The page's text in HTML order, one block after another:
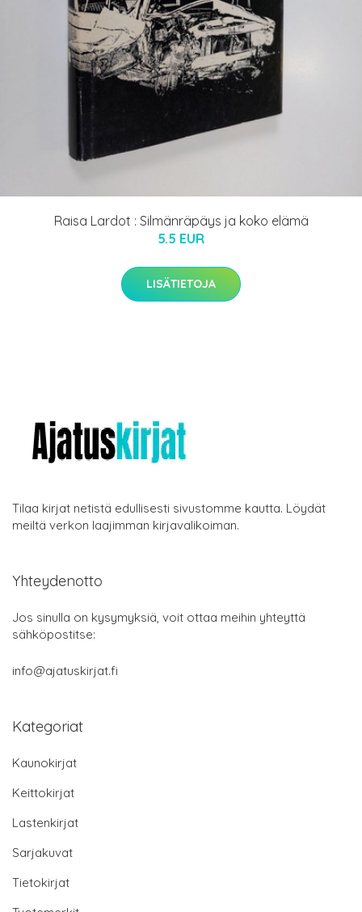
Raisa Lardot : Silmänräpäys ja koko elämä
5.5 EUR
LISÄTIETOJA
Tilaa kirjat netistä edullisesti sivustomme kautta. Löydät
meiltä verkon laajimman kirjavalikoiman.
Yhteydenotto
Jos sinulla on kysymyksiä, voit ottaa meihin yhteyttä
sähköpostitse:
info@ajatuskirjat.fi
Kategoriat
Kaunokirjat
Keittokirjat
Lastenkirjat
Sarjakuvat
Tietokirjat